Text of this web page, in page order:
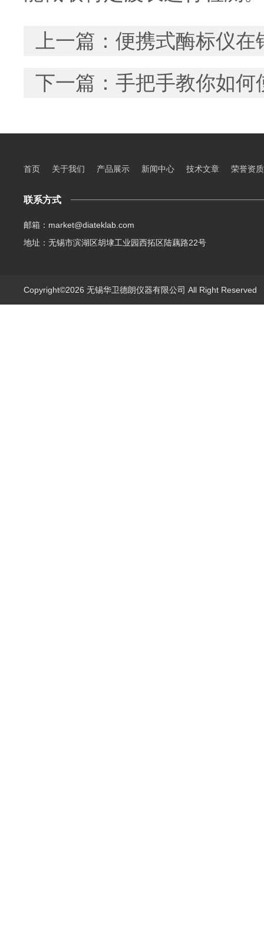
上一篇： 便携式酶标仪在
下一篇： 手把手教你如何
首页 关于我们 产品展示 新闻中心 技术文章 荣誉资质
联系方式
邮箱：market@diateklab.com
地址：无锡市滨湖区胡埭工业园西拓区陆藕路22号
Copyright©2026 无锡华卫德朗仪器有限公司 All Right